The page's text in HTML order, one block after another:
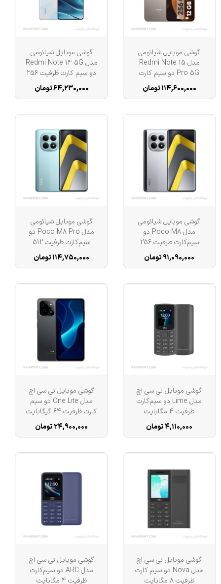
گوشی موبایل شیائومی
مدل Redmi Note 15
Pro 5G دو سیم کارت
ظرفیت 256 گیگابایت و رم
12 گیگابایت
۱۱۴,۶۰۰,۰۰۰ تومان
گوشی موبایل شیائومی
مدل Redmi Note 14 5G
دو سیم کارت ظرفیت 256
گیگابایت و 8 گیگابایت رم
۶۴,۲۳۰,۰۰۰ تومان
گوشی موبایل شیائومی
مدل Poco M8 دو
سیم‌کارت ظرفیت 256
گیگابایت و رم 8 گیگابایت
۹۱,۰۹۰,۰۰۰ تومان
گوشی موبایل شیائومی
مدل Poco M8 Pro دو
سیم‌کارت ظرفیت 512
گیگابایت و رم 12
گیگابایت
۱۱۴,۷۵۰,۰۰۰ تومان
گوشی موبایل تی سی اچ
مدل Lime دو سیم‌کارت
ظرفیت 4 مگابایت
۴,۱۱۰,۰۰۰ تومان
گوشی موبایل تی سی اچ
مدل One Lite دو سیم
کارت ظرفیت 64 گیگابایت
۲۴,۹۰۰,۰۰۰ تومان
گوشی موبایل تی سی اچ
مدل Nova دو سیم کارت
ظرفیت 8 مگابایت
گوشی موبایل تی سی اچ
مدل ARC دو سیم‌کارت
ظرفیت 4 مگابایت